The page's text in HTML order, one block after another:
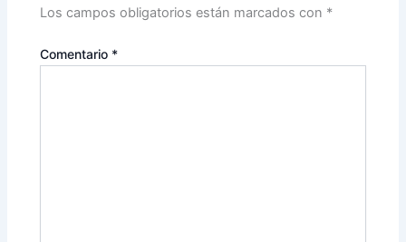
Los campos obligatorios están marcados con *
Comentario *